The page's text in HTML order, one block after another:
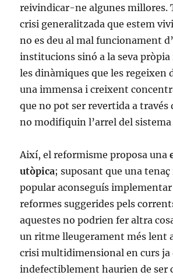
reivindicar-ne algunes millores.
crisi generalitzada que estem
no es deu al mal funcionament
institucions sinó a la seva
les dinàmiques que les regeixen
una immensa i creixent
que no pot ser revertida a través
no modifiquin l’arrel del
Així, el reformisme proposa una
utòpica; suposant que una
popular aconseguís implementar
reformes suggerides pels
aquestes no podrien fer altra
un ritme lleugerament més lent
crisi multidimensional en curs ja
indefectiblement haurien de ser